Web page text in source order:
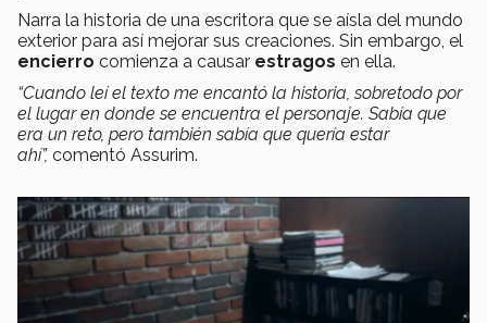
Narra la historia de una escritora que se aísla del mundo
exterior para así mejorar sus creaciones. Sin embargo, el
encierro comienza a causar estragos en ella.
“Cuando leí el texto me encantó la historia, sobretodo por
el lugar en donde se encuentra el personaje. Sabía que
era un reto, pero también sabía que quería estar
ahí”, comentó Assurim.